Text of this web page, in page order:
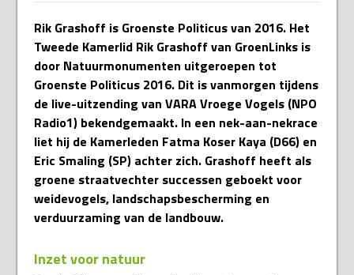
Rik Grashoff is Groenste Politicus van 2016. Het
Tweede Kamerlid Rik Grashoff van GroenLinks is
door Natuurmonumenten uitgeroepen tot
Groenste Politicus 2016. Dit is vanmorgen tijdens
de live-uitzending van VARA Vroege Vogels (NPO
Radio1) bekendgemaakt. In een nek-aan-nekrace
liet hij de Kamerleden Fatma Koser Kaya (D66) en
Eric Smaling (SP) achter zich. Grashoff heeft als
groene straatvechter successen geboekt voor
weidevogels, landschapsbescherming en
verduurzaming van de landbouw.
Inzet voor natuur